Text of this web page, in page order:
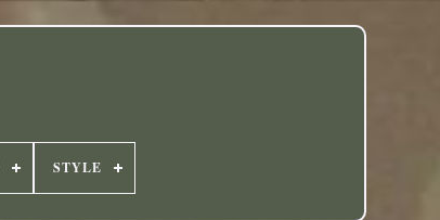
STYLE